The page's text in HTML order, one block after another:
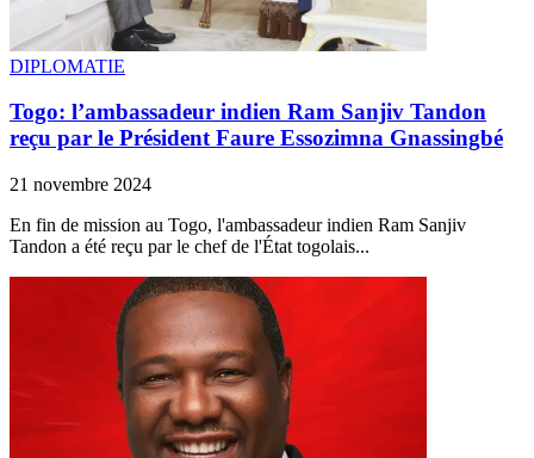
DIPLOMATIE
Togo: l’ambassadeur indien Ram Sanjiv Tandon
reçu par le Président Faure Essozimna Gnassingbé
21 novembre 2024
En fin de mission au Togo, l'ambassadeur indien Ram Sanjiv
Tandon a été reçu par le chef de l'État togolais...